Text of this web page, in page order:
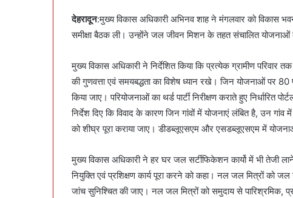
l
देहरादून:मुख्य विकास अधिकारी अभिनव शाह ने मंगलवार को विकास
समीक्षा बैठक ली। उन्होंने जल जीवन मिशन के तहत संचालित
मुख्य विकास अधिकारी ने निर्देशित किया कि प्रत्येक ग्रामीण
की गुणवत्ता एवं समयबद्धता का विशेष ध्यान रखे। जिन योजनाओं पर 80
किया जाए। परियोजनाओं का थर्ड पार्टी निरीक्षण कराते हुए
निर्देश दिए कि विवाद के कारण जिन गांवों में योजनाएं लंबित है, उन
को शीघ्र पूरा कराया जाए। डीडब्लूएसएम और एसडब्लूएसएम में
मुख्य विकास अधिकारी ने हर घर जल सर्टीफिकेशन कार्यो में भी तेजी
नियुक्ति एवं प्रशिक्षण कार्य पूरा करने को कहा। नल जल मित्रों को जल
जांच सुनिश्चित की जाए। नल जल मित्रों को समुदाय से पारिश्रमिक,